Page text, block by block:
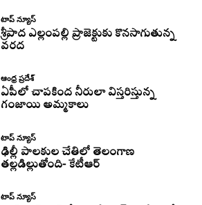
టాప్ న్యూస్
శ్రీపాద ఎల్లంపల్లి ప్రాజెక్టుకు కొనసాగుతున్న
వరద
ఆంధ్ర ప్రదేశ్
ఏపీలో చాపకింద నీరులా విస్తరిస్తున్న
గంజాయి అమ్మకాలు
టాప్ న్యూస్
ఢిల్లీ పాలకుల చేతిలో తెలంగాణ
తల్లడిల్లుతోంది- కేటీఆర్
టాప్ న్యూస్